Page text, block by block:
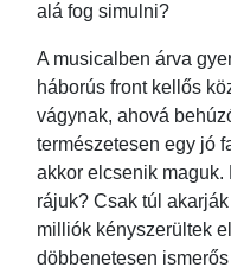
alá fog simulni?
A musicalben árva
háborús front kellős
vágynak, ahová
természetesen egy jó
akkor elcsenik
rájuk? Csak túl
milliók kényszerültek
döbbenetesen